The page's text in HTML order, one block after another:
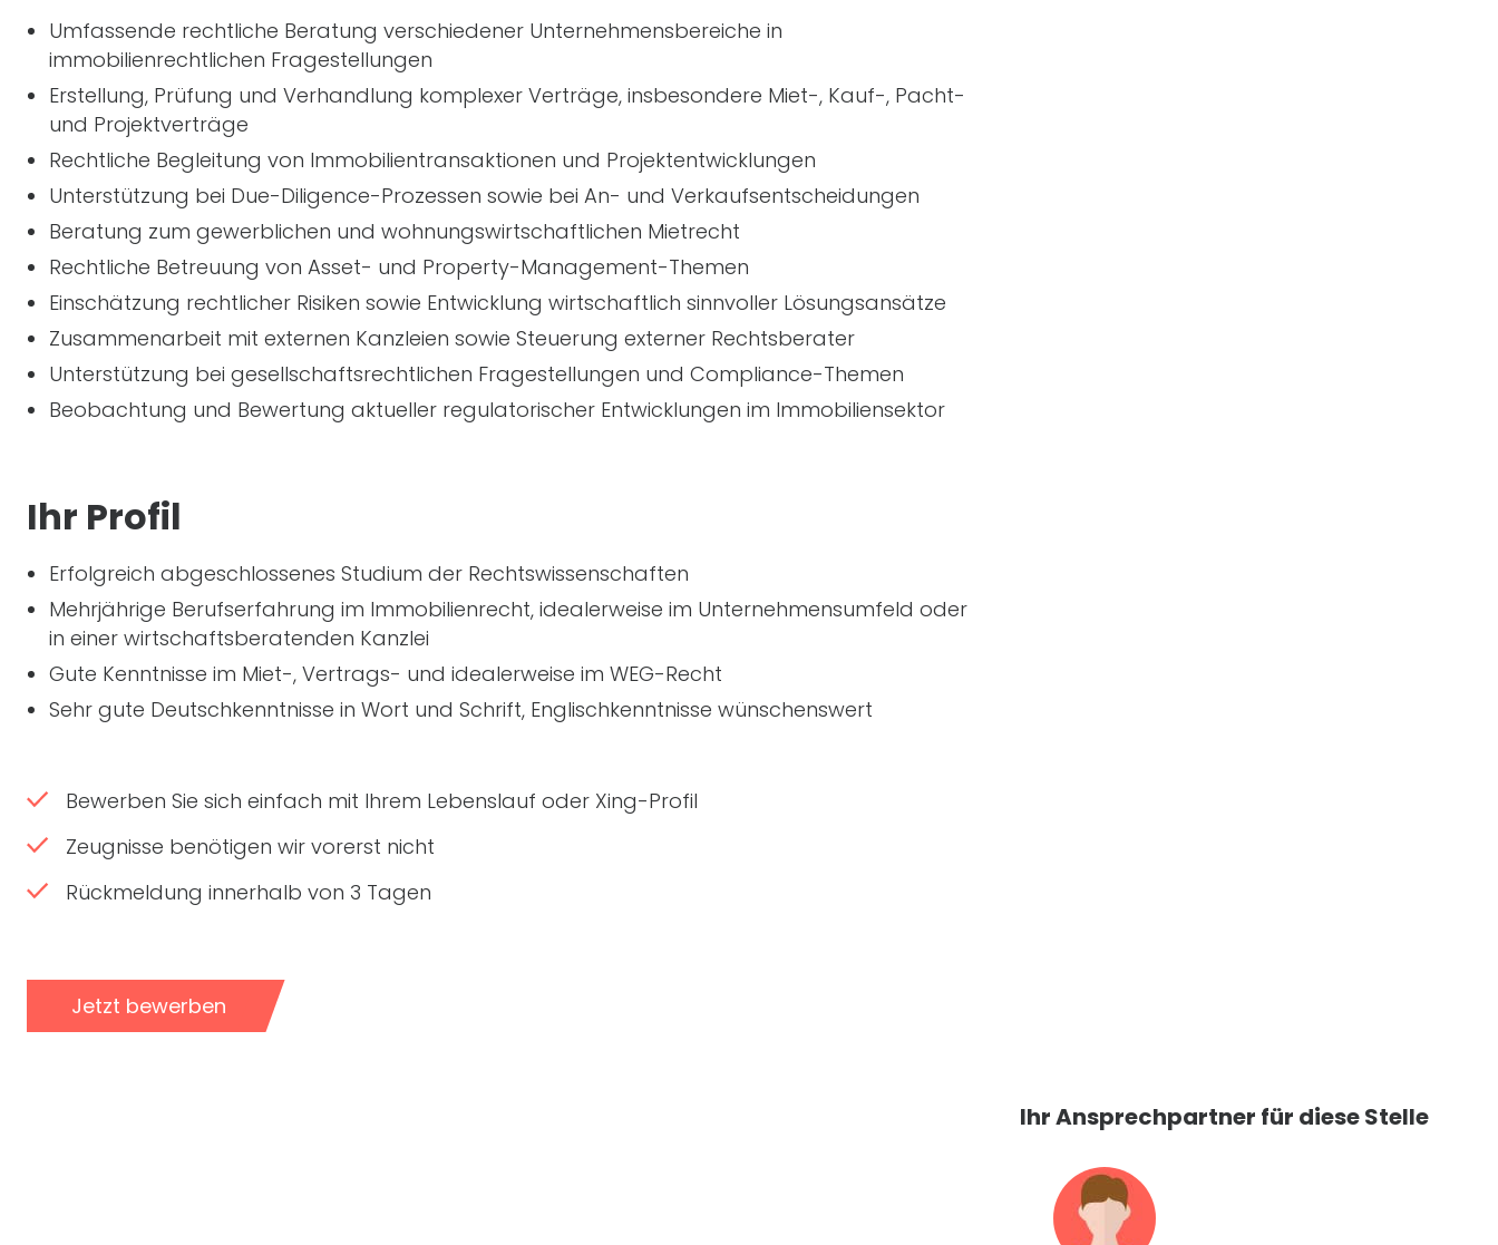
Umfassende rechtliche Beratung verschiedener Unternehmensbereiche in
immobilienrechtlichen Fragestellungen
Erstellung, Prüfung und Verhandlung komplexer Verträge, insbesondere Miet-, Kauf-, Pacht-
und Projektverträge
Rechtliche Begleitung von Immobilientransaktionen und Projektentwicklungen
Unterstützung bei Due-Diligence-Prozessen sowie bei An- und Verkaufsentscheidungen
Beratung zum gewerblichen und wohnungswirtschaftlichen Mietrecht
Rechtliche Betreuung von Asset- und Property-Management-Themen
Einschätzung rechtlicher Risiken sowie Entwicklung wirtschaftlich sinnvoller Lösungsansätze
Zusammenarbeit mit externen Kanzleien sowie Steuerung externer Rechtsberater
Unterstützung bei gesellschaftsrechtlichen Fragestellungen und Compliance-Themen
Beobachtung und Bewertung aktueller regulatorischer Entwicklungen im Immobiliensektor
Ihr Profil
Erfolgreich abgeschlossenes Studium der Rechtswissenschaften
Mehrjährige Berufserfahrung im Immobilienrecht, idealerweise im Unternehmensumfeld oder
in einer wirtschaftsberatenden Kanzlei
Gute Kenntnisse im Miet-, Vertrags- und idealerweise im WEG-Recht
Sehr gute Deutschkenntnisse in Wort und Schrift, Englischkenntnisse wünschenswert
Bewerben Sie sich einfach mit Ihrem Lebenslauf oder Xing-Profil
Zeugnisse benötigen wir vorerst nicht
Rückmeldung innerhalb von 3 Tagen
Jetzt bewerben
Ihr Ansprechpartner für diese Stelle